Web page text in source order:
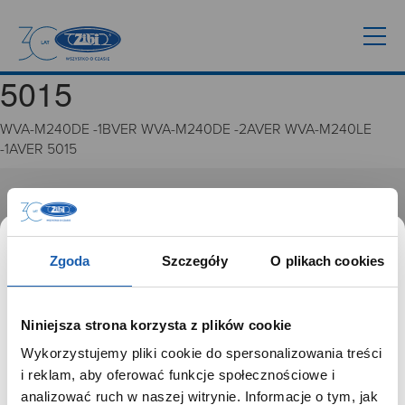
Zgoda Szczegóły O plikach cookies
Niniejsza strona korzysta z plików cookie
Wykorzystujemy pliki cookie do spersonalizowania treści
i reklam, aby oferować funkcje społecznościowe i
analizować ruch w naszej witrynie. Informacje o tym, jak
5015
WVA-M240DE -1BVER WVA-M240DE -2AVER WVA-M240LE
-1AVER 5015
GRUPA ZIBI
Misja, wizja i wartości Grupy Zibi
Ważne daty
Zgoda na ciasteczka
PRODUKTYSZANOWNY UŻYTKOWNIKU,
SZANOWNA UŻYTKOWNICZKO